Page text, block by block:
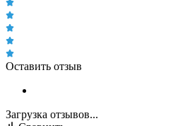
Оставить отзыв
Загрузка отзывов...